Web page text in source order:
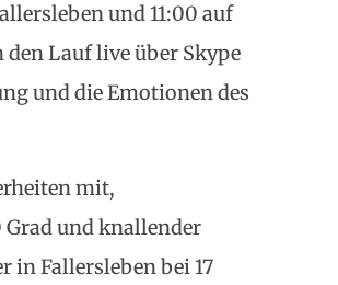
und 11:00 auf
Lauf live über Skype
und die Emotionen des
mit,
Grad und knallender
in Fallersleben bei 17